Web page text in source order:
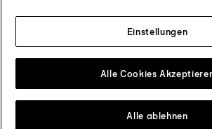
Österreich Zu einem anderen Land
Einstellungen
Alle ablehnen
Alle Cookies